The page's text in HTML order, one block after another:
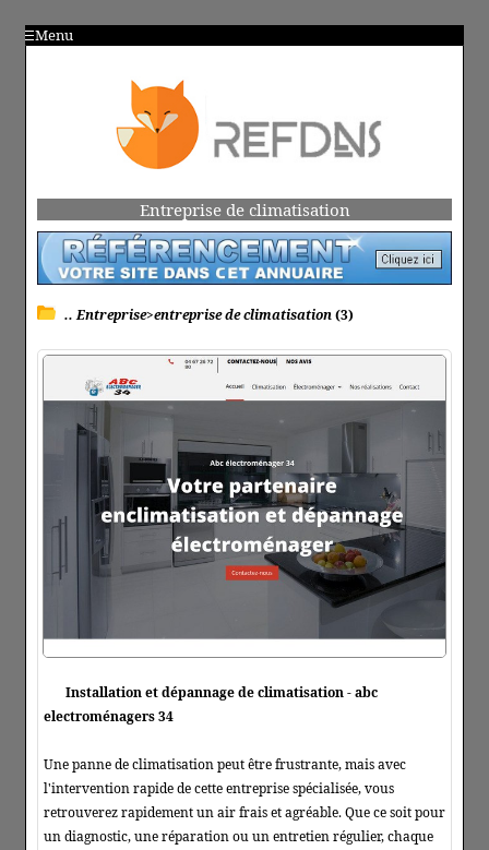
Menu
Entreprise de climatisation
.. Entreprise>entreprise de climatisation(3)
Installation et dépannage de climatisation - abc
electroménagers 34
Une panne de climatisation peut être frustrante, mais avec
l'intervention rapide de cette entreprise spécialisée, vous
retrouverez rapidement un air frais et agréable. Que ce soit pour
un diagnostic, une réparation ou un entretien régulier, chaque